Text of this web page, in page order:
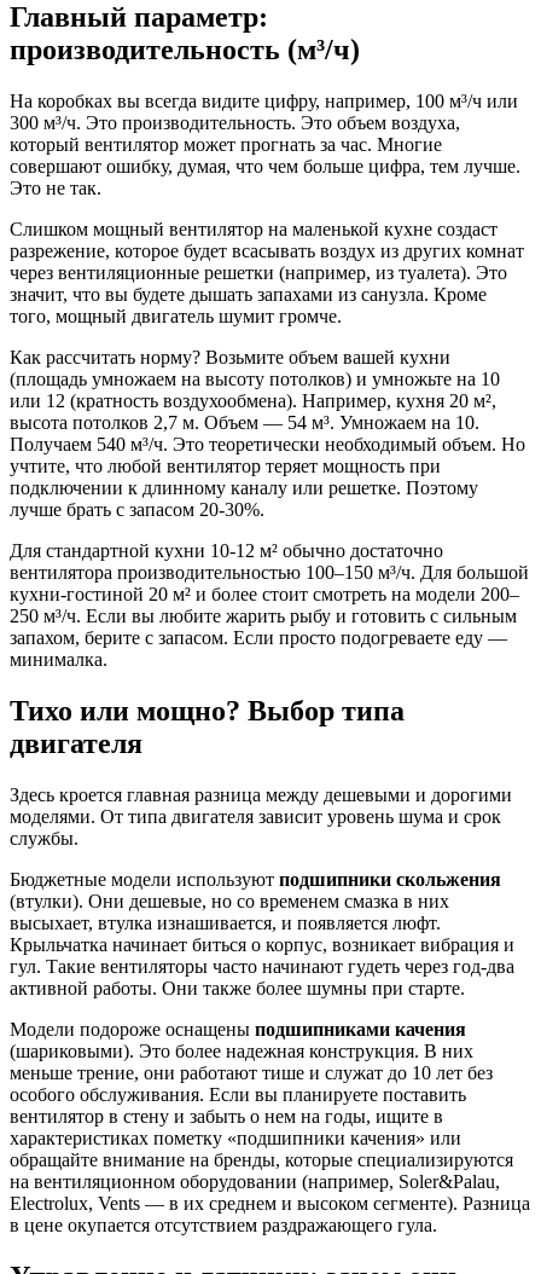
Главный параметр:
производительность (м³/ч)
На коробках вы всегда видите цифру, например, 100 м³/ч или
300 м³/ч. Это производительность. Это объем воздуха,
который вентилятор может прогнать за час. Многие
совершают ошибку, думая, что чем больше цифра, тем лучше.
Это не так.
Слишком мощный вентилятор на маленькой кухне создаст
разрежение, которое будет всасывать воздух из других комнат
через вентиляционные решетки (например, из туалета). Это
значит, что вы будете дышать запахами из санузла. Кроме
того, мощный двигатель шумит громче.
Как рассчитать норму? Возьмите объем вашей кухни
(площадь умножаем на высоту потолков) и умножьте на 10
или 12 (кратность воздухообмена). Например, кухня 20 м²,
высота потолков 2,7 м. Объем — 54 м³. Умножаем на 10.
Получаем 540 м³/ч. Это теоретически необходимый объем. Но
учтите, что любой вентилятор теряет мощность при
подключении к длинному каналу или решетке. Поэтому
лучше брать с запасом 20-30%.
Для стандартной кухни 10-12 м² обычно достаточно
вентилятора производительностью 100–150 м³/ч. Для большой
кухни-гостиной 20 м² и более стоит смотреть на модели 200–
250 м³/ч. Если вы любите жарить рыбу и готовить с сильным
запахом, берите с запасом. Если просто подогреваете еду —
минималка.
Тихо или мощно? Выбор типа
двигателя
Здесь кроется главная разница между дешевыми и дорогими
моделями. От типа двигателя зависит уровень шума и срок
службы.
Бюджетные модели используют подшипники скольжения
(втулки). Они дешевые, но со временем смазка в них
высыхает, втулка изнашивается, и появляется люфт.
Крыльчатка начинает биться о корпус, возникает вибрация и
гул. Такие вентиляторы часто начинают гудеть через год-два
активной работы. Они также более шумны при старте.
Модели подороже оснащены подшипниками качения
(шариковыми). Это более надежная конструкция. В них
меньше трение, они работают тише и служат до 10 лет без
особого обслуживания. Если вы планируете поставить
вентилятор в стену и забыть о нем на годы, ищите в
характеристиках пометку «подшипники качения» или
обращайте внимание на бренды, которые специализируются
на вентиляционном оборудовании (например, Soler&Palau,
Electrolux, Vents — в их среднем и высоком сегменте). Разница
в цене окупается отсутствием раздражающего гула.